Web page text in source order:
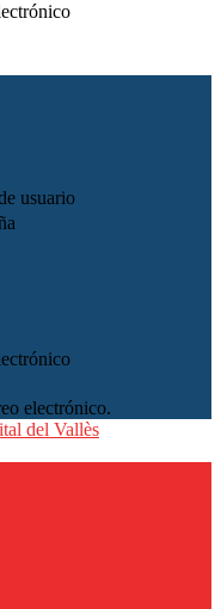
usuario
electrónico.
del Vallès